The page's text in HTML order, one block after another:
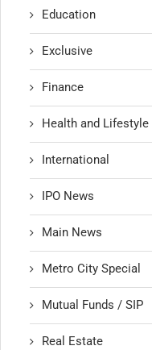
Education
Exclusive
Finance
Health and Lifestyle
International
IPO News
Main News
Metro City Special
Mutual Funds / SIP
Real Estate